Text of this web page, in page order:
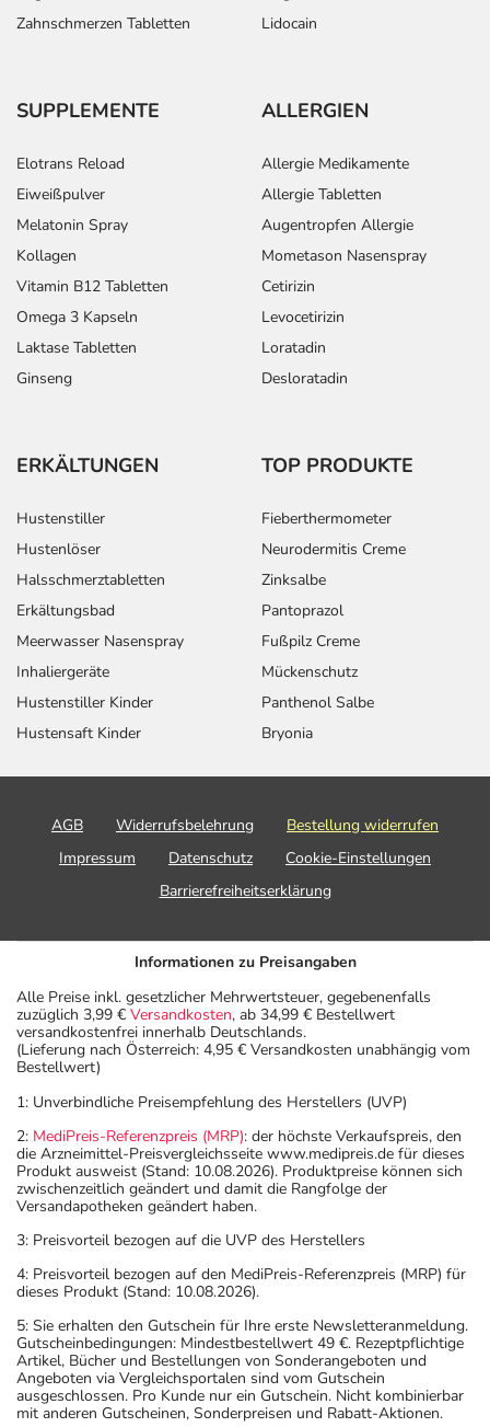
Zahnschmerzen Tabletten
Lidocain
SUPPLEMENTE
Elotrans Reload
Eiweißpulver
Melatonin Spray
Kollagen
Vitamin B12 Tabletten
Omega 3 Kapseln
Laktase Tabletten
Ginseng
ALLERGIEN
Allergie Medikamente
Allergie Tabletten
Augentropfen Allergie
Mometason Nasenspray
Cetirizin
Levocetirizin
Loratadin
Desloratadin
ERKÄLTUNGEN
Hustenstiller
Hustenlöser
Halsschmerztabletten
Erkältungsbad
Meerwasser Nasenspray
Inhaliergeräte
Hustenstiller Kinder
Hustensaft Kinder
TOP PRODUKTE
Fieberthermometer
Neurodermitis Creme
Zinksalbe
Pantoprazol
Fußpilz Creme
Mückenschutz
Panthenol Salbe
Bryonia
AGB Widerrufsbelehrung
Bestellung widerrufen
Impressum
Datenschutz
Cookie-Einstellungen
Barrierefreiheitserklärung
Informationen zu Preisangaben
Alle Preise inkl. gesetzlicher Mehrwertsteuer, gegebenenfalls
zuzüglich 3,99 € Versandkosten, ab 34,99 € Bestellwert
versandkostenfrei innerhalb Deutschlands.
(Lieferung nach Österreich: 4,95 € Versandkosten unabhängig vom
Bestellwert)
1: Unverbindliche Preisempfehlung des Herstellers (UVP)
2: MediPreis-Referenzpreis (MRP): der höchste Verkaufspreis, den
die Arzneimittel-Preisvergleichsseite www.medipreis.de für dieses
Produkt ausweist (Stand: 10.08.2026). Produktpreise können sich
zwischenzeitlich geändert und damit die Rangfolge der
Versandapotheken geändert haben.
3: Preisvorteil bezogen auf die UVP des Herstellers
4: Preisvorteil bezogen auf den MediPreis-Referenzpreis (MRP) für
dieses Produkt (Stand: 10.08.2026).
5: Sie erhalten den Gutschein für Ihre erste Newsletteranmeldung.
Gutscheinbedingungen: Mindestbestellwert 49 €. Rezeptpflichtige
Artikel, Bücher und Bestellungen von Sonderangeboten und
Angeboten via Vergleichsportalen sind vom Gutschein
ausgeschlossen. Pro Kunde nur ein Gutschein. Nicht kombinierbar
mit anderen Gutscheinen, Sonderpreisen und Rabatt-Aktionen.